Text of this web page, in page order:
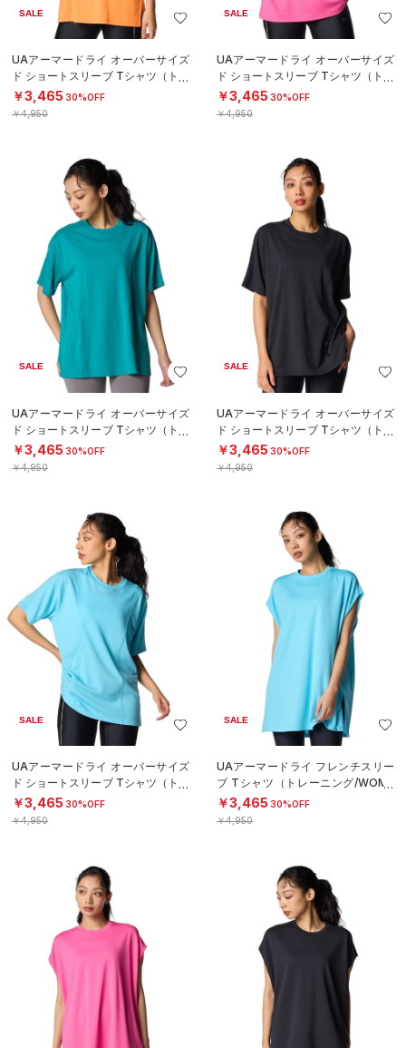
SALE
UAアーマードライ オーバーサイズ
ド ショートスリーブ Tシャツ（トレ
ーニング/WOMEN）
￥3,465 30%OFF
￥4,950
SALE
UAアーマードライ オーバーサイズ
ド ショートスリーブ Tシャツ（トレ
ーニング/WOMEN）
￥3,465 30%OFF
￥4,950
SALE
UAアーマードライ オーバーサイズ
ド ショートスリーブ Tシャツ（トレ
ーニング/WOMEN）
￥3,465 30%OFF
￥4,950
SALE
UAアーマードライ オーバーサイズ
ド ショートスリーブ Tシャツ（トレ
ーニング/WOMEN）
￥3,465 30%OFF
￥4,950
SALE
UAアーマードライ オーバーサイズ
ド ショートスリーブ Tシャツ（トレ
ーニング/WOMEN）
￥3,465 30%OFF
￥4,950
SALE
UAアーマードライ フレンチスリー
ブ Tシャツ（トレーニング/WOME
N）
￥3,465 30%OFF
￥4,950